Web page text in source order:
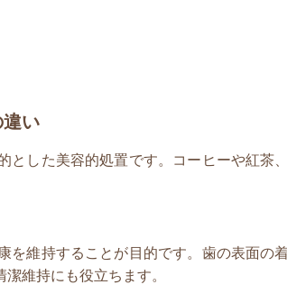
い
した美容的処置です。コーヒーや紅茶
維持することが目的です。歯の表面の
維持にも役立ちます。